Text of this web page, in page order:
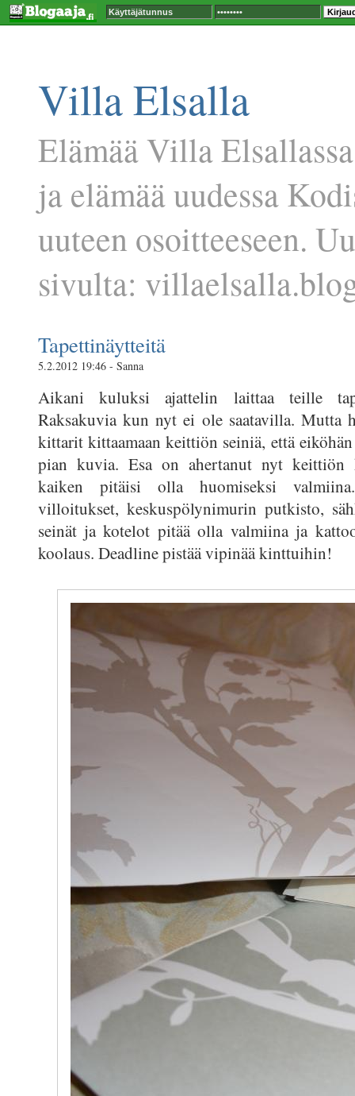
Villa Elsalla
Elämää Villa
ja elämää uudessa
uuteen osoitteeseen.
sivulta:
Tapettinäytteitä
5.2.2012 19:46 - Sanna
Aikani kuluksi ajattelin laittaa teille
Raksakuvia kun nyt ei ole saatavilla. Mutta
kittarit kittaamaan keittiön seiniä, että
pian kuvia. Esa on ahertanut nyt keittiön
kaiken pitäisi olla huomiseksi
villoitukset, keskuspölynimurin putkisto,
seinät ja kotelot pitää olla valmiina ja
koolaus. Deadline pistää vipinää kinttuihin!